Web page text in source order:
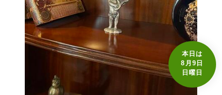
本日は
8月9日
日曜日